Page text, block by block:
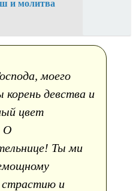
и молитва
моего
корень девства и
цвет
О
Ты ми
страстию и